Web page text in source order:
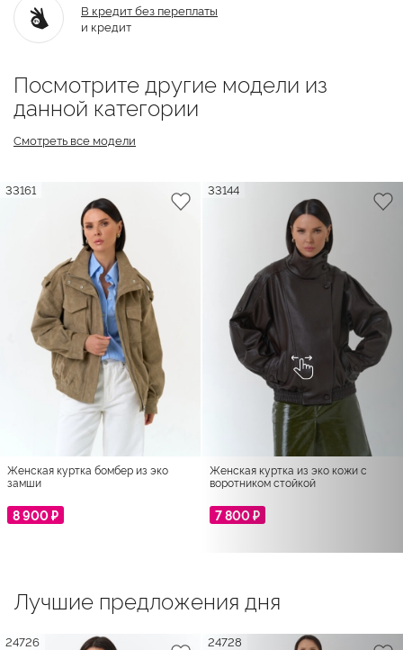
В кредит без переплаты
и кредит
Посмотрите другие модели из
данной категории
Смотреть все модели
33161
Женская куртка бомбер из эко
замши
8 900 ₽
33144
Женская куртка из эко кожи с
воротником стойкой
7 800 ₽
Лучшие предложения дня
24726 24728